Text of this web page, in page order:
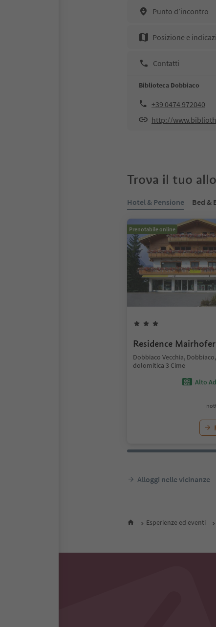
Punto d’incontro
Posizione e
Contatti
Biblioteca Dobbiaco
+39 0474 972040
http://
Trova il tuo
Hotel & Pensione Bed &
Prenotabile online
Residence Mairhofer
Dobbiaco Vecchia,
dolomitica 3 Cime
Alto
Alloggi nelle vicinanze
Esperienze ed eventi